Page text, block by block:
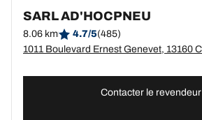
SARL AD'HOCPNEU
8.06 km 4.7/5(485)
Contacter le revendeur